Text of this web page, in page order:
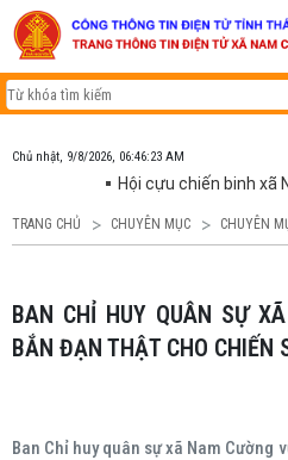
Chủ nhật, 9/8/2026, 06:46:23 AM
Hội cựu chiến binh xã
TRANG CHỦ CHUYÊN MỤC CHUYÊN
BAN CHỈ HUY QUÂN SỰ XÃ NAM CƯỜNG TỔ CHỨC
BẮN ĐẠN THẬT CHO CHIẾN
Ban Chỉ huy quân sự xã Nam Cường